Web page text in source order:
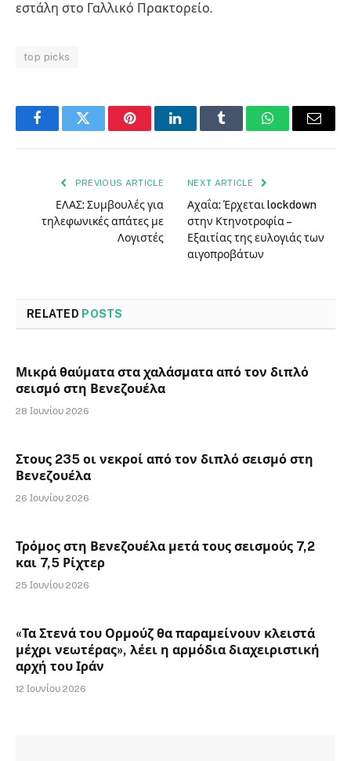
εστάλη στο Γαλλικό Πρακτορείο.
top picks
FacebookTwitter PinterestLinkedInTumblr WhatsAppEmail
PREVIOUS ARTICLE
ΕΛΑΣ: Συμβουλές για
τηλεφωνικές απάτες με
Λογιστές
NEXT ARTICLE
Αχαΐα: Έρχεται lockdown
στην Κτηνοτροφία –
Εξαιτίας της ευλογιάς των
αιγοπροβάτων
RELATED POSTS
Μικρά θαύματα στα χαλάσματα από τον διπλό
σεισμό στη Βενεζουέλα
28 Ιουνίου 2026
Στους 235 οι νεκροί από τον διπλό σεισμό στη
Βενεζουέλα
26 Ιουνίου 2026
Τρόμος στη Βενεζουέλα μετά τους σεισμούς 7,2
και 7,5 Ρίχτερ
25 Ιουνίου 2026
«Τα Στενά του Ορμούζ θα παραμείνουν κλειστά
μέχρι νεωτέρας», λέει η αρμόδια διαχειριστική
αρχή του Ιράν
12 Ιουνίου 2026